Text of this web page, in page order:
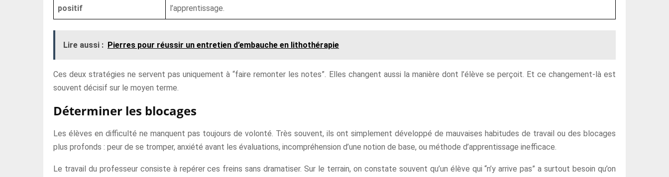
positif
l’apprentissage.
Lire aussi : Pierres pour réussir un entretien d’embauche en lithothérapie
Ces deux stratégies ne servent pas uniquement à “faire remonter les notes”. Elles changent aussi la manière dont l’élève se perçoit. Et ce changement-là est
souvent décisif sur le moyen terme.
Déterminer les blocages
Les élèves en difficulté ne manquent pas toujours de volonté. Très souvent, ils ont simplement développé de mauvaises habitudes de travail ou des blocages
plus profonds : peur de se tromper, anxiété avant les évaluations, incompréhension d’une notion de base, ou méthode d’apprentissage inefficace.
Le travail du professeur consiste à repérer ces freins sans dramatiser. Sur le terrain, on constate souvent qu’un élève qui “n’y arrive pas” a surtout besoin qu’on